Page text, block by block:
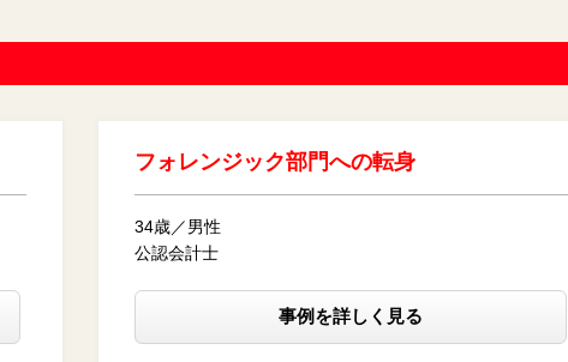
フォレンジック部門への転身
34歳／男性
公認会計士
事例を詳しく見る